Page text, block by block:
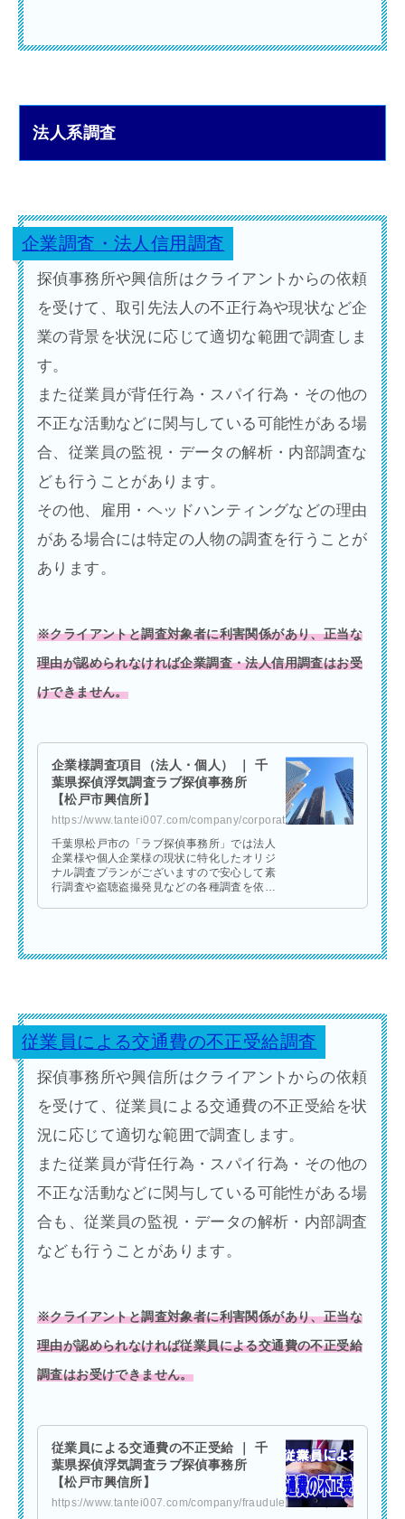
法人系調査
企業調査・法人信用調査
探偵事務所や興信所はクライアントからの依頼
を受けて、取引先法人の不正行為や現状など企
業の背景を状況に応じて適切な範囲で調査しま
す。
また従業員が背任行為・スパイ行為・その他の
不正な活動などに関与している可能性がある場
合、従業員の監視・データの解析・内部調査な
ども行うことがあります。
その他、雇用・ヘッドハンティングなどの理由
がある場合には特定の人物の調査を行うことが
あります。
※クライアントと調査対象者に利害関係があり、正当な
理由が認められなければ企業調査・法人信用調査はお受
けできません。
企業様調査項目（法人・個人） ｜ 千
葉県探偵浮気調査ラブ探偵事務所
【松戸市興信所】
https://www.tantei007.com/company/corporate/
千葉県松戸市の「ラブ探偵事務所」では法人
企業様や個人企業様の現状に特化したオリジ
ナル調査プランがございますので安心して素
行調査や盗聴盗撮発見などの各種調査を依頼
従業員による交通費の不正受給調査
探偵事務所や興信所はクライアントからの依頼
を受けて、従業員による交通費の不正受給を状
況に応じて適切な範囲で調査します。
また従業員が背任行為・スパイ行為・その他の
不正な活動などに関与している可能性がある場
合も、従業員の監視・データの解析・内部調査
なども行うことがあります。
※クライアントと調査対象者に利害関係があり、正当な
理由が認められなければ従業員による交通費の不正受給
調査はお受けできません。
従業員による交通費の不正受給 ｜ 千
葉県探偵浮気調査ラブ探偵事務所
【松戸市興信所】
https://www.tantei007.com/company/fraudulent-receipt/